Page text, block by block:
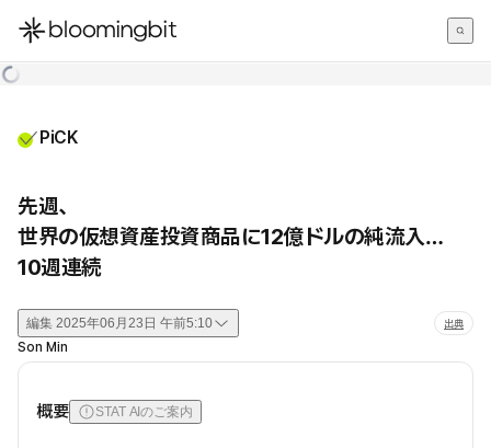
한국어
PiCK
先週、
世界の仮想資産投資商品に12億ドルの純流入…
10週連続
編集 2025年06月23日 午前5:10 出典
Son Min
概要 STAT AIのご案内